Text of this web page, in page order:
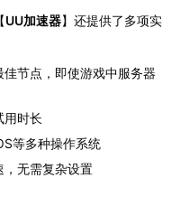
UU加速器】还提供了多项实
节点，即使游戏中服务器
用时长
等多种操作系统
，无需复杂设置